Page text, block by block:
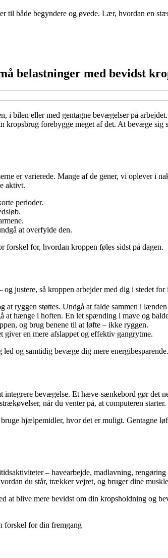
til både begyndere og øvede. Lær, hvordan en
belastninger med bevidst
i bilen eller med gentagne bevægelser på
forebygge meget af det. At bevæge
er varierede. Mange af de gener, vi oplever i
aktivt.
perioder.
at overfylde den.
forskel for, hvordan kroppen føles sidst på dagen.
justere, så kroppen arbejder med dig i stedet
at ryggen støttes. Undgå at falde sammen i
at hænge i hoften. En let spænding i mave og
og brug benene til at løfte – ikke ryggen.
en mere afslappet og effektiv gangrytme.
og samtidig bevæge dig mere energibesparende.
integrere bevægelse. Et hæve-sænkebord gør det
når du venter på, at computeren starter.
hjælpemidler, hvor det er muligt. Gentagne
– havearbejde, madlavning,
du står, trækker vejret, og bruger dine
at blive mere bevidst om din kropsholdning og
forskel for din fremgang